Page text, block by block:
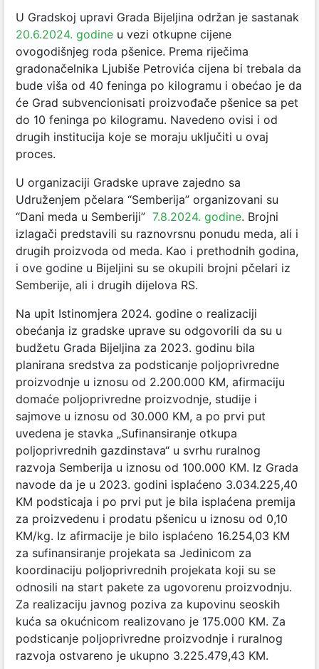
U Gradskoj upravi Grada Bijeljina održan je sastanak
20.6.2024. godine u vezi otkupne cijene
ovogodišnjeg roda pšenice. Prema riječima
gradonačelnika Ljubiše Petrovića cijena bi trebala da
bude viša od 40 feninga po kilogramu i obećao je da
će Grad subvencionisati proizvođače pšenice sa pet
do 10 feninga po kilogramu. Navedeno ovisi i od
drugih institucija koje se moraju uključiti u ovaj
proces.
U organizaciji Gradske uprave zajedno sa
Udruženjem pčelara “Semberija” organizovani su
“Dani meda u Semberiji” 7.8.2024. godine. Brojni
izlagači predstavili su raznovrsnu ponudu meda, ali i
drugih proizvoda od meda. Kao i prethodnih godina,
i ove godine u Bijeljini su se okupili brojni pčelari iz
Semberije, ali i drugih dijelova RS.
Na upit Istinomjera 2024. godine o realizaciji
obećanja iz gradske uprave su odgovorili da su u
budžetu Grada Bijeljina za 2023. godinu bila
planirana sredstva za podsticanje poljoprivredne
proizvodnje u iznosu od 2.200.000 KM, afirmaciju
domaće poljoprivredne proizvodnje, studije i
sajmove u iznosu od 30.000 KM, a po prvi put
uvedena je stavka „Sufinansiranje otkupa
poljoprivrednih gazdinstava“ u svrhu ruralnog
razvoja Semberija u iznosu od 100.000 KM. Iz Grada
navode da je u 2023. godini isplaćeno 3.034.225,40
KM podsticaja i po prvi put je bila isplaćena premija
za proizvedenu i prodatu pšenicu u iznosu od 0,10
KM/kg. Iz afirmacije je bilo isplaćeno 16.254,03 KM
za sufinansiranje projekata sa Jedinicom za
koordinaciju poljoprivrednih projekata koji su se
odnosili na start pakete za ugovorenu proizvodnju.
Za realizaciju javnog poziva za kupovinu seoskih
kuća sa okućnicom realizovano je 175.000 KM. Za
podsticanje poljoprivredne proizvodnje i ruralnog
razvoja ostvareno je ukupno 3.225.479,43 KM.